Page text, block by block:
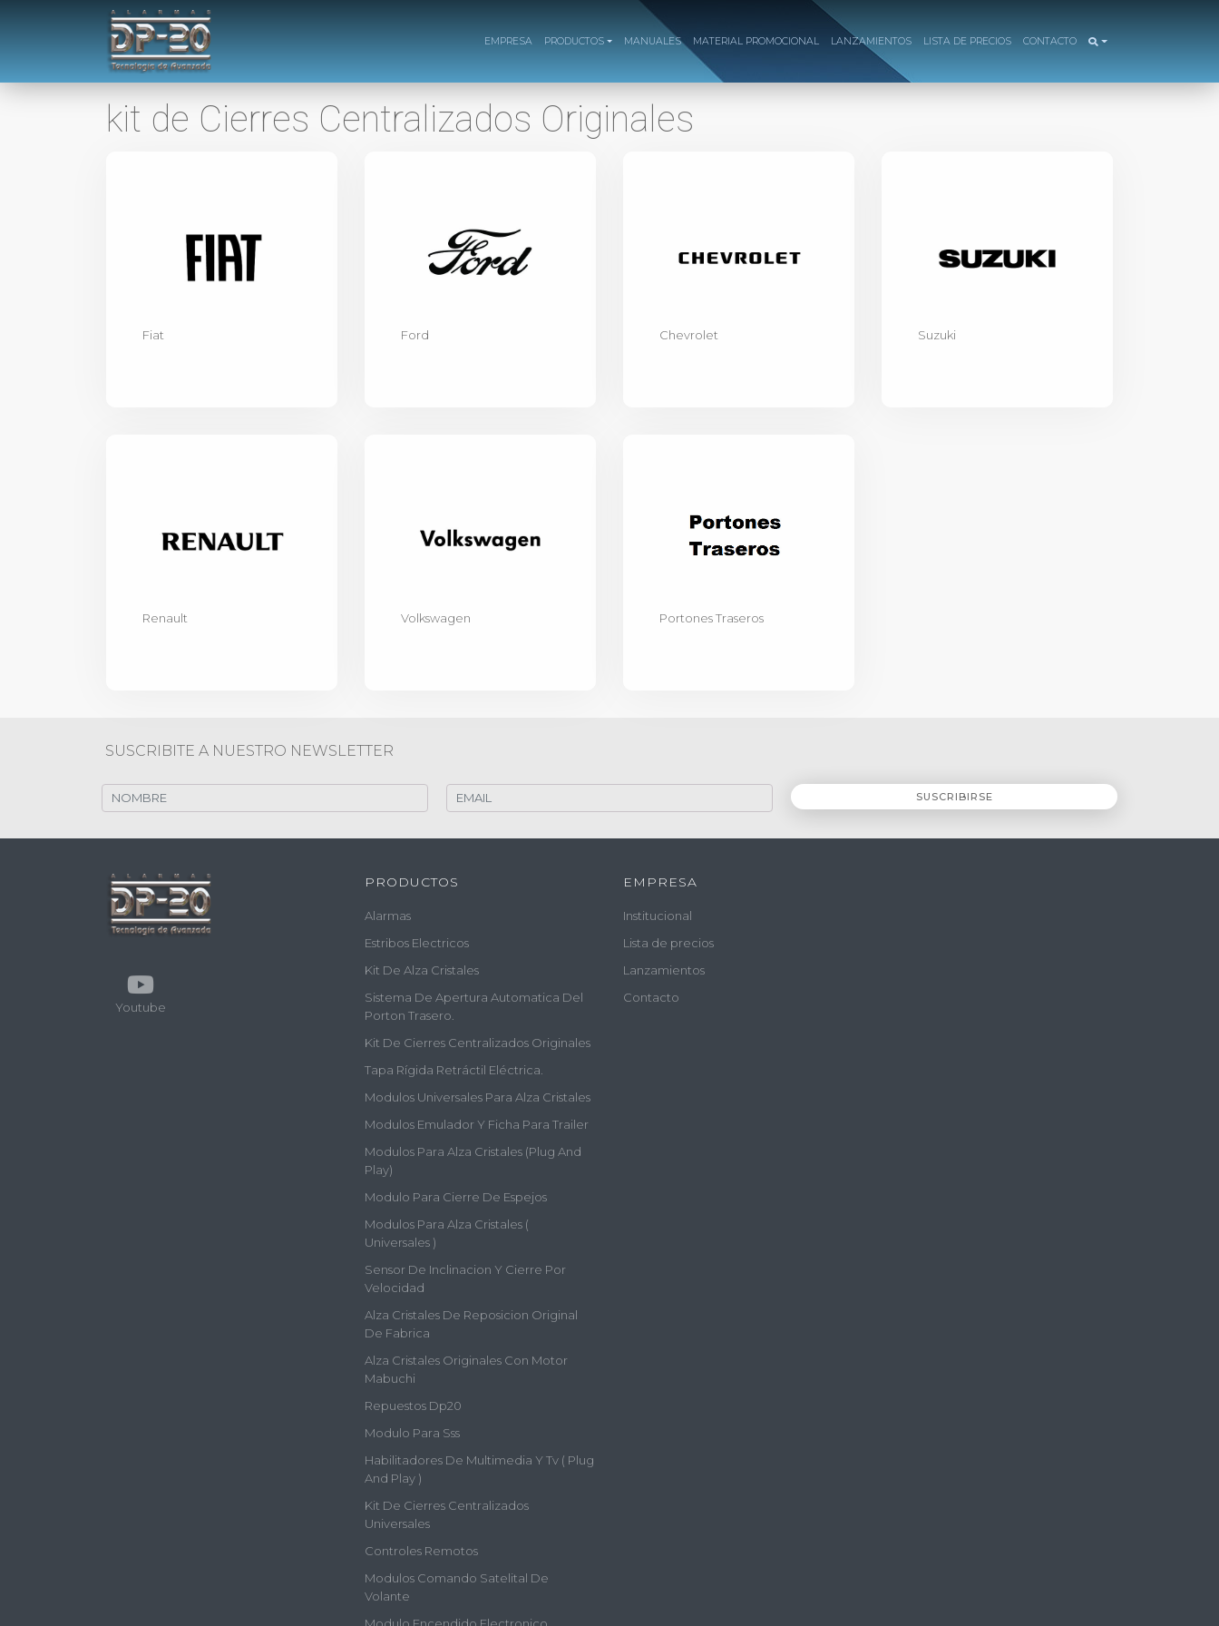
EMPRESA PRODUCTOS MANUALES MATERIAL PROMOCIONAL LANZAMIENTOS LISTA DE PRECIOS CONTACTO
kit de Cierres Centralizados Originales
Fiat Ford Chevrolet Suzuki
Renault Volkswagen Portones Traseros
SUSCRIBITE A NUESTRO NEWSLETTER
Youtube
PRODUCTOS
Alarmas
Estribos Electricos
Kit De Alza Cristales
Sistema De Apertura Automatica Del
Porton Trasero.
Kit De Cierres Centralizados Originales
Tapa Rígida Retráctil Eléctrica.
Modulos Universales Para Alza Cristales
Modulos Emulador Y Ficha Para Trailer
Modulos Para Alza Cristales (plug And
Play)
Modulo Para Cierre De Espejos
Modulos Para Alza Cristales (
Universales )
Sensor De Inclinacion Y Cierre Por
Velocidad
Alza Cristales De Reposicion Original
De Fabrica
Alza Cristales Originales Con Motor
Mabuchi
Repuestos Dp20
Modulo Para Sss
Habilitadores De Multimedia Y Tv ( Plug
And Play )
Kit De Cierres Centralizados
Universales
Controles Remotos
Modulos Comando Satelital De
Volante
Modulo Encendido Electronico
EMPRESA
Institucional
Lista de precios
Lanzamientos
Contacto